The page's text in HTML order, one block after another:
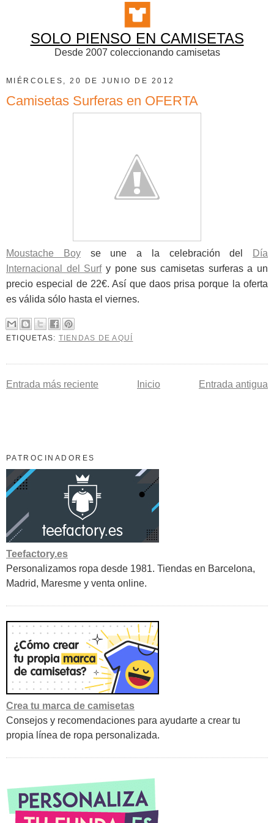
SOLO PIENSO EN CAMISETAS
Desde 2007 coleccionando camisetas
MIÉRCOLES, 20 DE JUNIO DE 2012
Camisetas Surferas en OFERTA
Moustache Boyse une a la celebración del
Día
Internacional del Surfy pone sus camisetas surferas a un
precio especial de 22€. Así que daos prisa porque la oferta
es válida sólo hasta el viernes.
ETIQUETAS: TIENDAS DE AQUÍ
Entrada más reciente Entrada antigua
Inicio
PATROCINADORES
Teefactory.es
Personalizamos ropa desde 1981. Tiendas en Barcelona,
Madrid, Maresme y venta online.
Crea tu marca de camisetas
Consejos y recomendaciones para ayudarte a crear tu
propia línea de ropa personalizada.